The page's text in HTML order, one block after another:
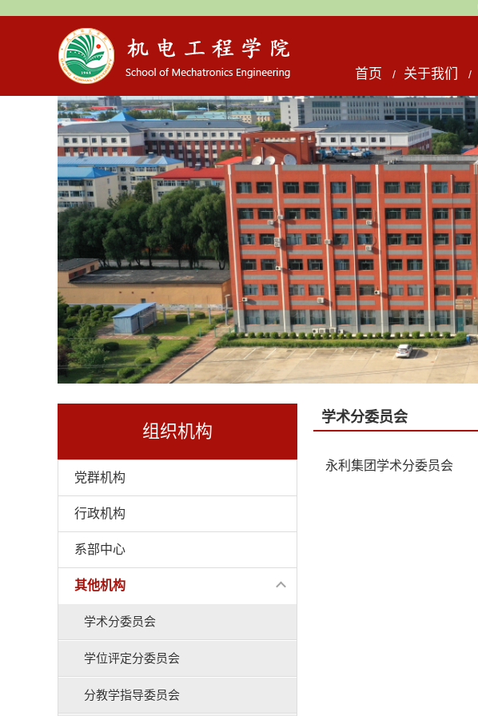
首页 / 关于我们 /
组织机构
党群机构
行政机构
系部中心
其他机构
学术分委员会
学位评定分委员会
分教学指导委员会
学术分委员会
永利集团学术分委员会